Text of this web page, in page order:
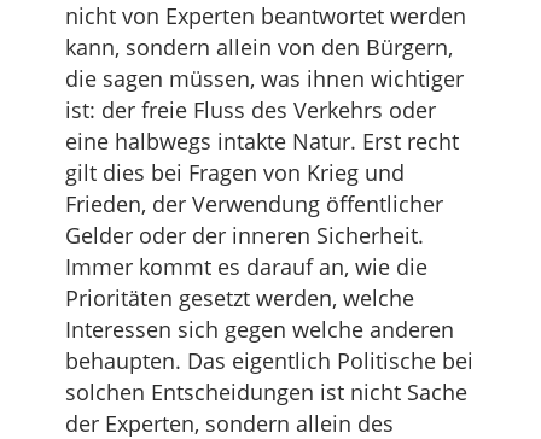
nicht von Experten beantwortet werden
kann, sondern allein von den Bürgern,
die sagen müssen, was ihnen wichtiger
ist: der freie Fluss des Verkehrs oder
eine halbwegs intakte Natur. Erst recht
gilt dies bei Fragen von Krieg und
Frieden, der Verwendung öffentlicher
Gelder oder der inneren Sicherheit.
Immer kommt es darauf an, wie die
Prioritäten gesetzt werden, welche
Interessen sich gegen welche anderen
behaupten. Das eigentlich Politische bei
solchen Entscheidungen ist nicht Sache
der Experten, sondern allein des